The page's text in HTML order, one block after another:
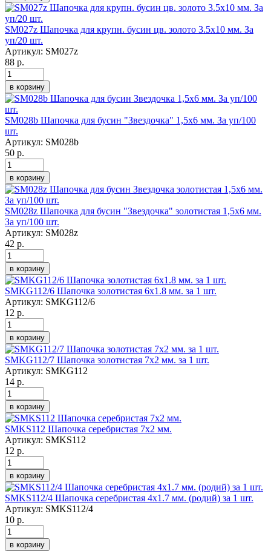
SM027z Шапочка для крупн. бусин цв. золото 3.5х10 мм. За
уп/20 шт.
Артикул: SM027z
88 р.
в корзину
SM028b Шапочка для бусин "Звездочка" 1,5х6 мм. За уп/100
шт.
Артикул: SM028b
50 р.
в корзину
SM028z Шапочка для бусин "Звездочка" золотистая 1,5х6 мм.
За уп/100 шт.
Артикул: SM028z
42 р.
в корзину
SMKG112/6 Шапочка золотистая 6х1.8 мм. за 1 шт.
Артикул: SMKG112/6
12 р.
в корзину
SMKG112/7 Шапочка золотистая 7х2 мм. за 1 шт.
Артикул: SMKG112
14 р.
в корзину
SMKS112 Шапочка серебристая 7х2 мм.
Артикул: SMKS112
12 р.
в корзину
SMKS112/4 Шапочка серебристая 4х1.7 мм. (родий) за 1 шт.
Артикул: SMKS112/4
10 р.
в корзину